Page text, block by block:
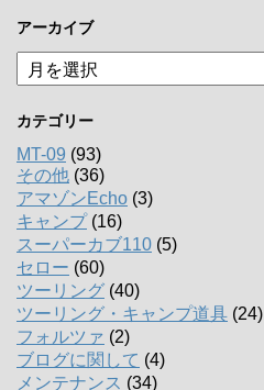
アーカイブ
ア
ー
イ
ブ
カテゴリー
MT-09 (93)
その他 (36)
アマゾンEcho (3)
キャンプ(16)
スーパーカブ110 (5)
セロー (60)
ツーリング (40)
ツーリング・キャンプ道具 (24)
フォルツァ (2)
ブログに関して (4)
メンテナンス (34)